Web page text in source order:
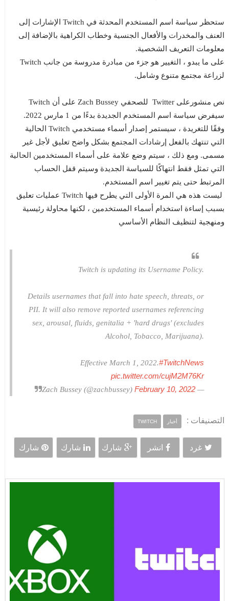
ستحظر سياسة اسم المستخدم المحدثة في Twitch الإشارات إلى
العنف والمخدرات والأفعال الجنسية وخطاب الكراهية بالإضافة إلى
معلومات التعريف الشخصية.
على ما يبدو ، التغيير هو جزء من مبادرة مدروسة من جانب Twitch
لزراعة مجتمع متنوع وشامل.
نص منشورعلى Twitter للصحفي Zach Bussey على أن Twitch
سيفرض سياسة اسم المستخدم الجديدة بدءًا من 1 مارس 2022.
وفقًا للتغريدة ، سيستمر إصدار أسماء مستخدمي Twitch الحالية
التي تنتهك بالفعل إرشادات المجتمع بشكل واضح تعليق لأجل غير
مسمى. ومع ذلك ، سيتم وضع علامة على أسماء المستخدمين الحالية
التي تمثل فقط انتهاكًا للسياسة الجديدة وسيتم قفل الحساب
المرتبط حتى يتم تغيير اسم المستخدم.
ليست هذه هي المرة الأولى التي يطرح فيها Twitch عمليات تعليق
بسبب إساءة استخدام أسماء المستخدمين ، لكنها محاولة رئيسية
ومنهجية لتنظيف النظام الأساسي
Twitch is updating its Username Policy.
Details usernames that fall into hate speech, threats, or
PII. It will also remove reported usernames referencing
sex, arousal, fluids, genitalia + 'hard drugs' (excludes
Alcohol, Tobacco, Marijuana).
Effective March 1, 2022.#TwitchNews
pic.twitter.com/cujM2M76Kr
— Zach Bussey (@zachbussey)
February 10, 2022
التصنيفات : أخبار TWITCH
غرد انشر شارك شارك شارك